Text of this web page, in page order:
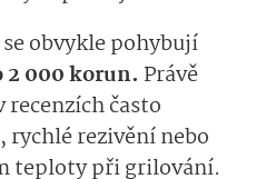
obvykle pohybují
000 korun. Právě
recenzích často
rezivění nebo
teploty při grilování.